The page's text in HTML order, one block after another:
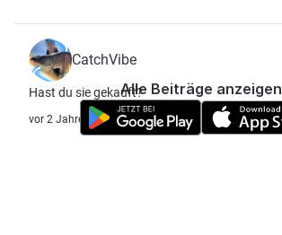
CatchVibe
Hast du sie gekauft?
vor 2 Jahre
Alle Beiträge anzeigen